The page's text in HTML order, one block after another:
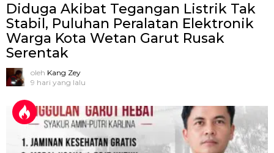
Diduga Akibat Tegangan Listrik Tak
Stabil, Puluhan Peralatan Elektronik
Warga Kota Wetan Garut Rusak
Serentak
oleh Kang Zey
9 hari yang lalu